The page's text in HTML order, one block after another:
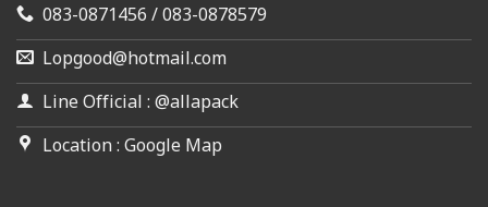
083-0871456 / 083-0878579
Lopgood@hotmail.com
Line Official : @allapack
Location : Google Map